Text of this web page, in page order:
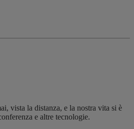
vista la distanza, e la nostra vita si è
e altre tecnologie.